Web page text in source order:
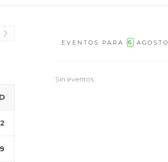
D
2
9
EVENTOS PARA 6 AGOSTO
Sin eventos